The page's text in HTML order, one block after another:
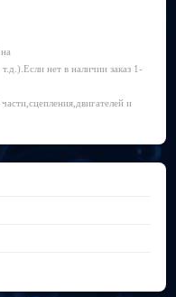
нет в наличии заказ 1-
и